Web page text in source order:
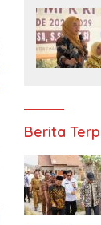
Berita